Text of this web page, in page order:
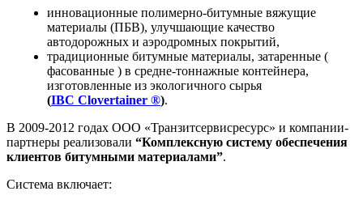
инновационные полимерно-битумные вяжущие
материалы (ПБВ), улучшающие качество
автодорожных и аэродромных покрытий,
традиционные битумные материалы, затаренные (
фасованные ) в средне-тоннажные контейнера,
изготовленные из экологичного сырья
(IBC Clovertainer ®).
В 2009-2012 годах ООО «Транзитсервисресурс» и компании-
партнеры реализовали “Комплексную систему обеспечения
клиентов битумными материалами”.
Система включает: